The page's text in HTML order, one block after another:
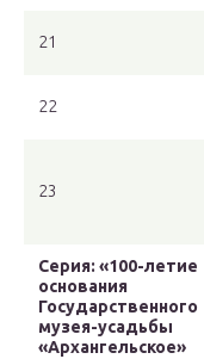
21
22
23
Серия: «100-летие
основания
Государственного
музея-усадьбы
«Архангельское»